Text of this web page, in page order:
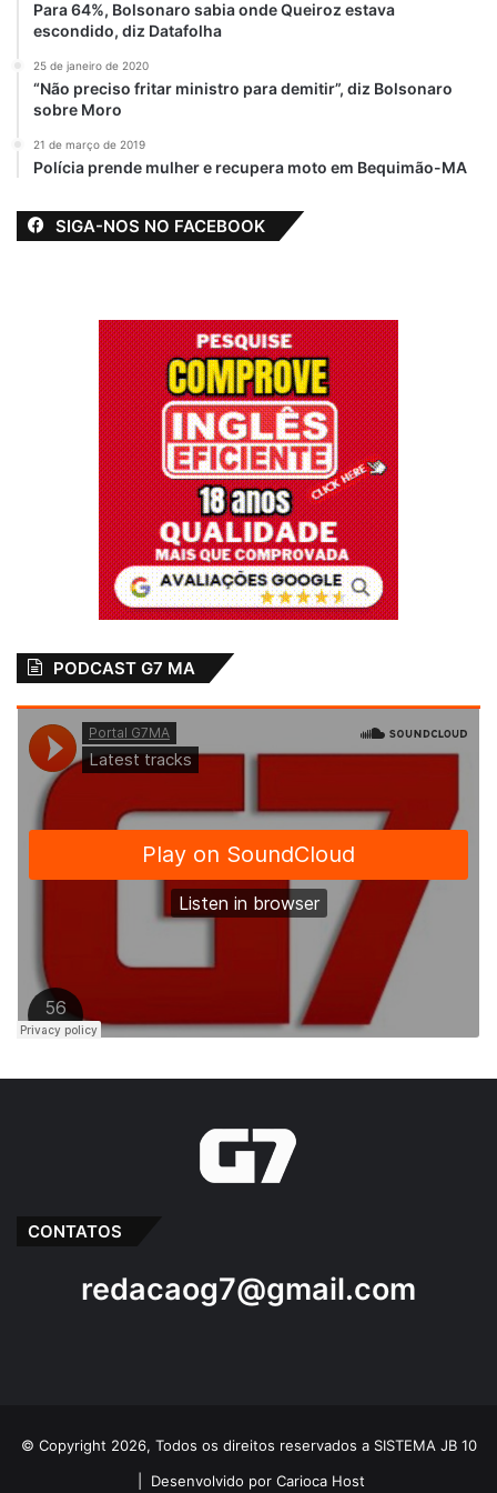
Bequimão
Empate comTimon Empate de 2 a 2
Seleção Sub-20
Para 64%, Bolsonaro sabia onde Queiroz estava
escondido, diz Datafolha
25 de janeiro de 2020
“Não preciso fritar ministro para demitir”, diz Bolsonaro
sobre Moro
21 de março de 2019
Polícia prende mulher e recupera moto em Bequimão-MA
SIGA-NOS NO FACEBOOK
PODCAST G7 MA
CONTATOS
redacaog7@gmail.com
© Copyright 2026, Todos os direitos reservados a SISTEMA JB 10
Desenvolvido por Carioca Host